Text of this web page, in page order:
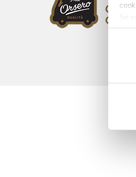
Se